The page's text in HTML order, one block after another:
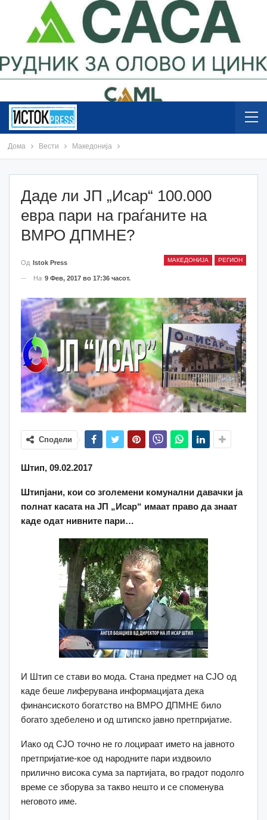
Дома Вести Македонија
Даде ли ЈП „Исар“ 100.000
евра пари на граѓаните на
ВМРО ДПМНЕ?
МАКЕДОНИЈА РЕГИОН
Од Istok Press
На 9 Фев, 2017 во 17:36 часот.
Сподели
Штип, 09.02.2017
Штипјани, кои со зголемени комунални давачки ја
полнат касата на ЈП „Исар“ имаат право да знаат
каде одат нивните пари…
И Штип се стави во мода. Стана предмет на СЈО од
каде беше лиферувана информацијата дека
финансиското богатство на ВМРО ДПМНЕ било
богато здебелено и од штипско јавно претпријатие.
Иако од СЈО точно не го лоцираат името на јавното
претпријатие-кое од народните пари издвоило
прилично висока сума за партијата, во градот подолго
време се зборува за такво нешто и се споменува
неговото име.